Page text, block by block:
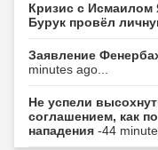
Кризис с Исмаилом
Бурук провёл
Заявление
minutes ago...
Не успели
соглашением, как
нападения -44